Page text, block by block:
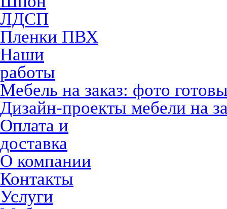
ЛДСП
Пленки ПВХ
Наши
работы
Мебель на заказ: фото
Дизайн-проекты мебели на
Оплата и
доставка
О компании
Контакты
Услуги